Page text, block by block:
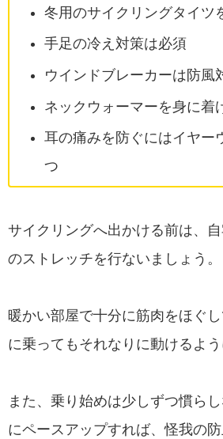
冬用のサイクリングタイツ
手足の冷え対策は必須
ウインドブレーカーは防風
ネックウォーマーを身に着
耳の痛みを防ぐにはイヤー
つ
サイクリングへ出かける前は、
のストレッチを行ないましょう。
暖かい部屋で十分に筋肉をほぐ
に乗ってもそれなりに動けるよう
また、乗り始めは少しずつ慣ら
にペースアップすれば、怪我の